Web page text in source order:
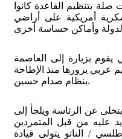
بتنظيم القاعدة كانوا
أمريكية على أراضي
يقوم بزيارة إلى العاصمة
عربي يزورها منذ الإطاحة
بنظام صدام حسين.
يتخلى عن الرئاسة ويلجأ إلى
عليه من قبل المتمردين
/ الناتو يتولى قيادة